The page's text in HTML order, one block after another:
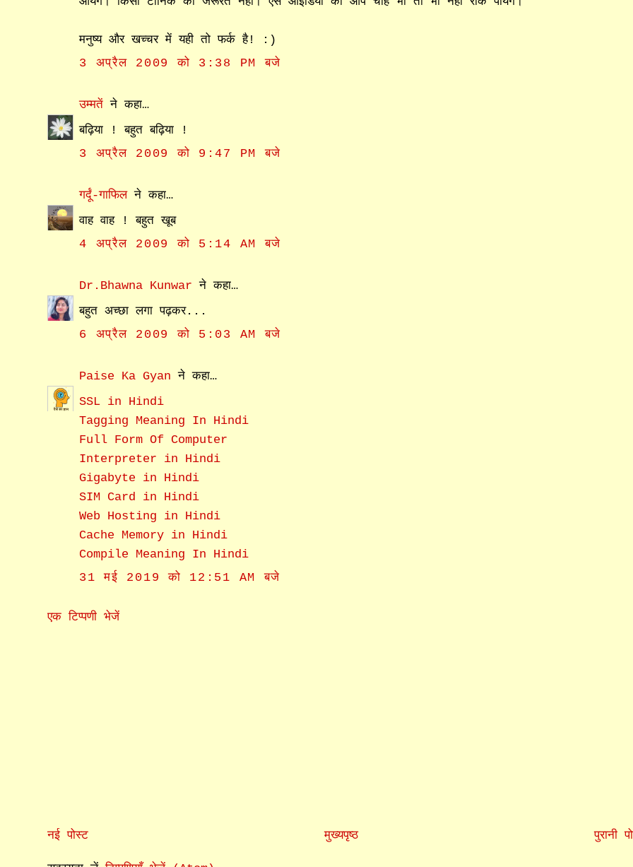
मनुष्य और खच्चर में यही तो फर्क है! :)
3 अप्रैल 2009 को 3:38 PM बजे
उम्मतें ने कहा…
बढ़िया ! बहुत बढ़िया !
3 अप्रैल 2009 को 9:47 PM बजे
गर्दूं-गाफिलने कहा…
वाह वाह ! बहुत खूब
4 अप्रैल 2009 को 5:14 AM बजे
Dr.Bhawna Kunwar ने कहा…
बहुत अच्छा लगा पढ़कर...
6 अप्रैल 2009 को 5:03 AM बजे
Paise Ka Gyan ने कहा…
SSL in Hindi
Tagging Meaning In Hindi
Full Form Of Computer
Interpreter in Hindi
Gigabyte in Hindi
SIM Card in Hindi
Web Hosting in Hindi
Cache Memory in Hindi
Compile Meaning In Hindi
31 मई 2019 को 12:51 AM बजे
एक टिप्पणी भेजें
नई पोस्ट पुरानी
मुख्यपृष्ठ